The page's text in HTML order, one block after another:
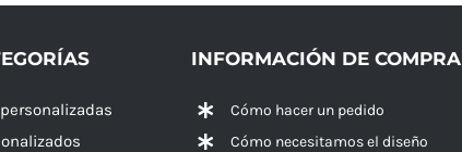
INFORMACIÓN DE COMPRA
Cómo hacer un pedido
Cómo necesitamos el diseño